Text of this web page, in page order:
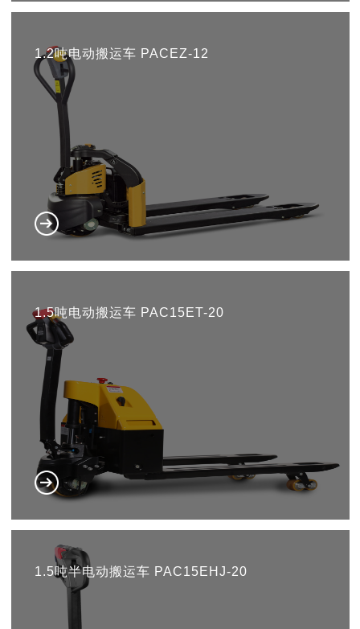
1.2吨电动搬运车 PACEZ-12
1.5吨电动搬运车 PAC15ET-20
1.5吨半电动搬运车 PAC15EHJ-20